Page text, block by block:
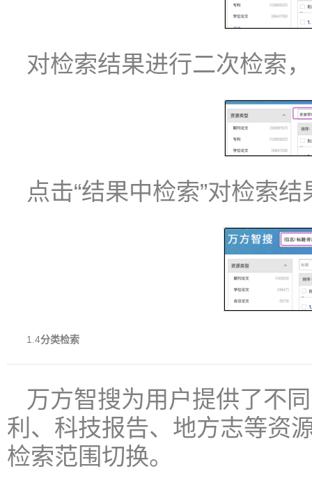
对检索结果进行二次检索
点击“结果中检索”对检索
1.4分类检索
万方智搜为用户提供了不
利、科技报告、地方志等资
检索范围切换。